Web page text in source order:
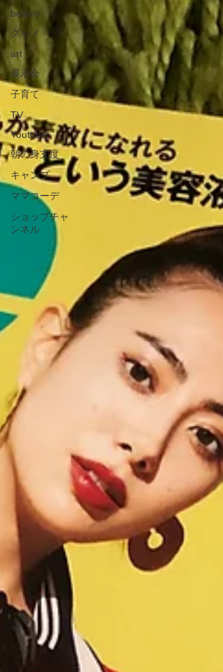
beauty
グルメ
art
展示会
子育て
TV
Youtube
朝の身支度
キャンプ
ママコーデ
ショップチャ
ンネル